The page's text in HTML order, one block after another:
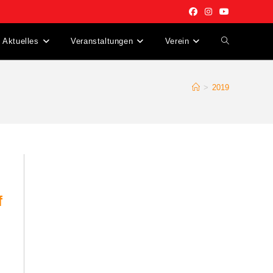
Aktuelles Veranstaltungen Verein Website-
> 2019